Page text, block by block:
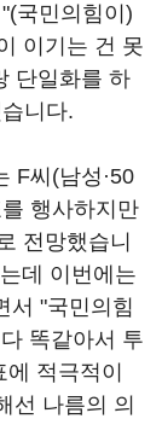
국민의힘이)
이기는 건 못
단일화를 하
니다.
F씨(남성 ·50
행사하지만
전망했습니
데 이번에는
서 "국민의힘
똑같아서 투
적극적이
선 나름의 의